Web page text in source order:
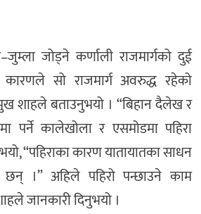
जोड्ने कर्णाली राजमार्गको दुई
कारणले सो राजमार्ग अवरुद्ध रहेको
शाहले बताउनुभयो । “बिहान दैलेख र
पर्ने कालेखोला र एसमोडमा पहिरा
“पहिराका कारण यातायातका साधन
छन् ।” अहिले पहिरो पन्छाउने काम
जानकारी दिनुभयो ।